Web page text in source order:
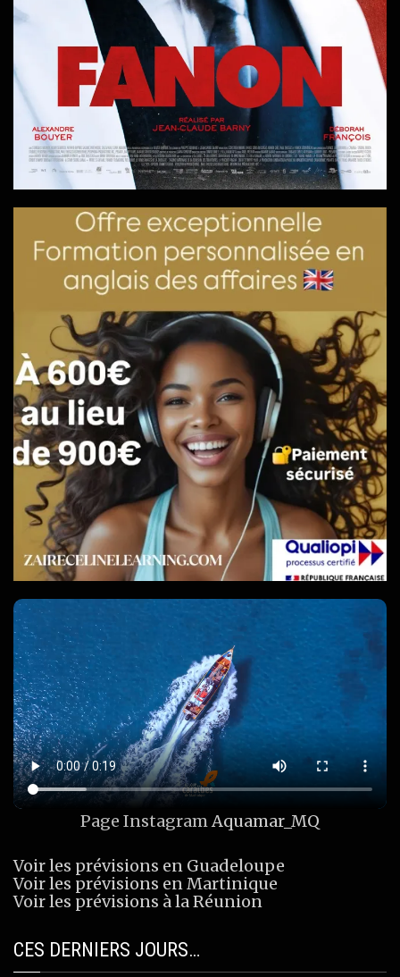
Page InstagramAquamar_MQ
Voir les prévisions en Guadeloupe
Voir les prévisions en Martinique
Voir les prévisions à la Réunion
CES DERNIERS JOURS…